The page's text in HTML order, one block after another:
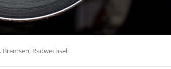
, Bremsen, Radwechsel